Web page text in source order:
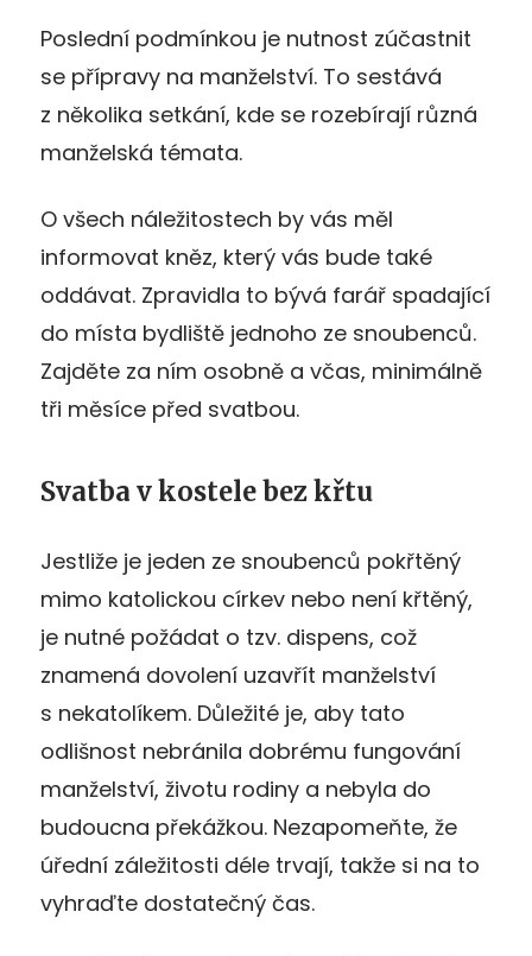
Poslední podmínkou je nutnost zúčastnit
se přípravy na manželství. To sestává
z několika setkání, kde se rozebírají různá
manželská témata.
O všech náležitostech by vás měl
informovat kněz, který vás bude také
oddávat. Zpravidla to bývá farář spadající
do místa bydliště jednoho ze snoubenců.
Zajděte za ním osobně a včas, minimálně
tři měsíce před svatbou.
Svatba v kostele bez křtu
Jestliže je jeden ze snoubenců pokřtěný
mimo katolickou církev nebo není křtěný,
je nutné požádat o tzv. dispens, což
znamená dovolení uzavřít manželství
s nekatolíkem. Důležité je, aby tato
odlišnost nebránila dobrému fungování
manželství, životu rodiny a nebyla do
budoucna překážkou. Nezapomeňte, že
úřední záležitosti déle trvají, takže si na to
vyhraďte dostatečný čas.